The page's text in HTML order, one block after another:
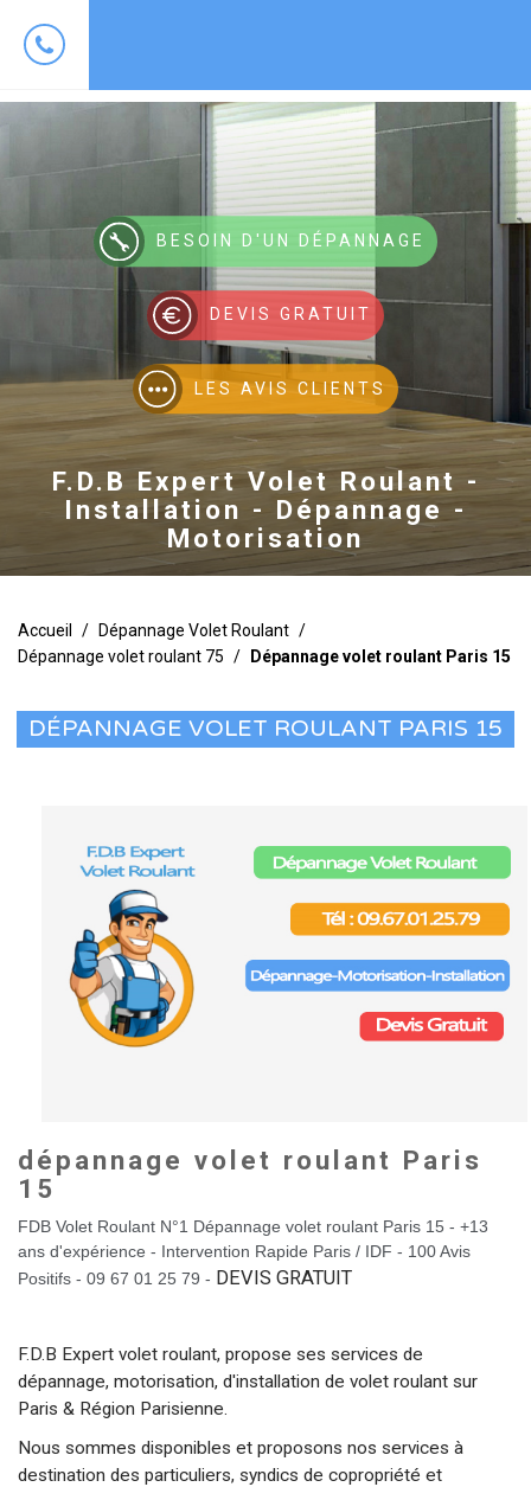
BESOIN D'UN DÉPANNAGE
DEVIS GRATUIT
LES AVIS CLIENTS
F.D.B Expert Volet Roulant -
Installation - Dépannage -
Motorisation
Accueil / Dépannage Volet Roulant /
Dépannage volet roulant 75 / Dépannage volet roulant Paris 15
DÉPANNAGE VOLET ROULANT PARIS 15
dépannage volet roulant Paris
15
FDB Volet Roulant N°1 Dépannage volet roulant Paris 15 - +13
ans d'expérience - Intervention Rapide Paris / IDF - 100 Avis
Positifs - 09 67 01 25 79 - DEVIS GRATUIT
F.D.B Expert volet roulant, propose ses services de
dépannage, motorisation, d'installation de volet roulant sur
Paris & Région Parisienne.
Nous sommes disponibles et proposons nos services à
destination des particuliers, syndics de copropriété et